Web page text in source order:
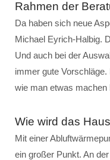
Rahmen der
Da haben sich neue
Michael Eyrich-Halbig.
Und auch bei der
immer gute
wie man etwas machen
Wie wird das
Mit einer
ein großer Punkt. An